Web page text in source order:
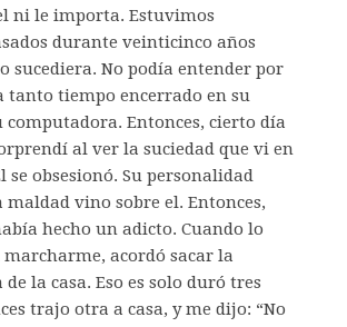
ni le importa. Estuvimos
durante veinticinco años
sucediera. No podía entender por
tanto tiempo encerrado en su
computadora. Entonces, cierto día
al ver la suciedad que vi en
se obsesionó. Su personalidad
maldad vino sobre el. Entonces,
hecho un adicto. Cuando lo
marcharme, acordó sacar la
la casa. Eso es solo duró tres
trajo otra a casa, y me dijo: “No